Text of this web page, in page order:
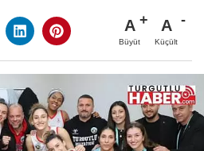
A
Büyüt
A
Küçült